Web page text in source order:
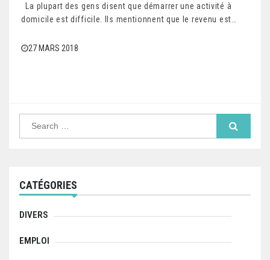
La plupart des gens disent que démarrer une activité à
domicile est difficile. Ils mentionnent que le revenu est…
27 MARS 2018
a
f
o
:
CATÉGORIES
DIVERS
EMPLOI